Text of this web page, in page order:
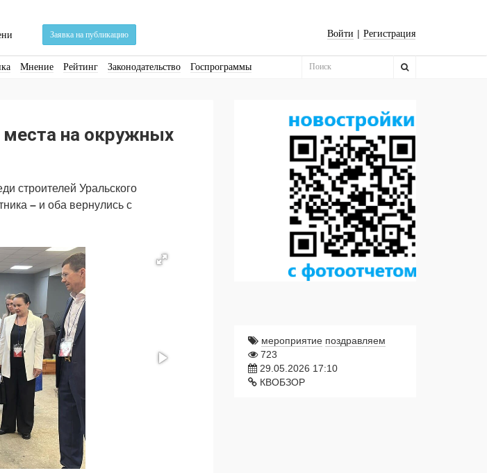
Заявка на публикацию Войти | Регистрация
Мнение Рейтинг Законодательство Госпрограммы
на окружных
строителей Уральского
– и оба вернулись с
мероприятие поздравляем
723
29.05.2026 17:10
КВОБЗОР